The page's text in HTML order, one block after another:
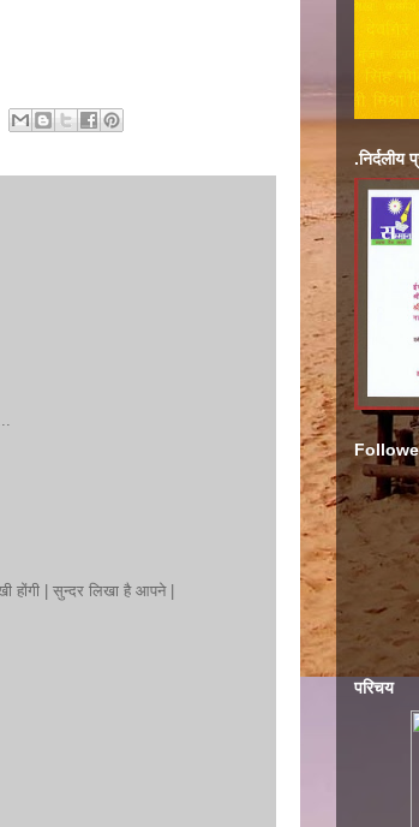
होंगी | सुन्दर लिखा है आपने |
.निर्दलीय
परिचय